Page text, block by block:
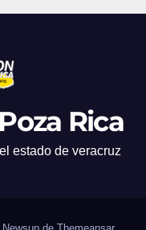
Rica
estado de veracruz